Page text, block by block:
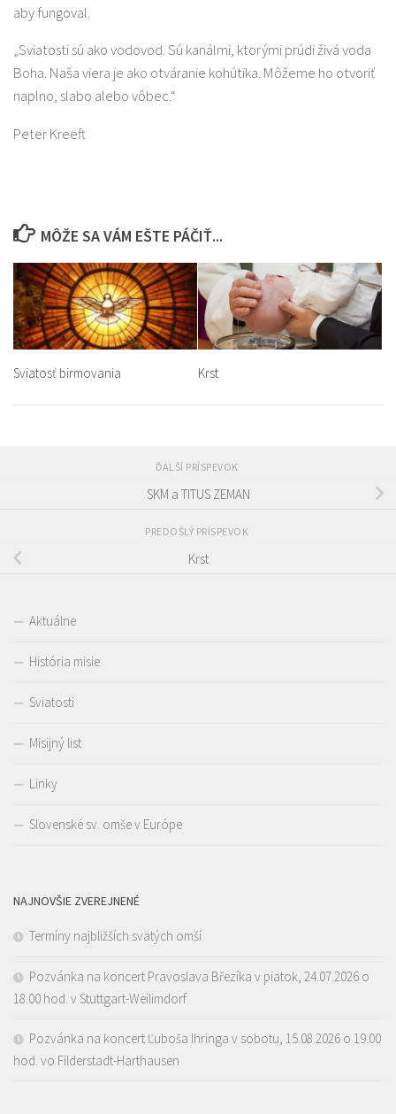
aby fungoval.
„Sviatosti sú ako vodovod. Sú kanálmi, ktorými prúdi živá voda
Boha. Naša viera je ako otváranie kohútika. Môžeme ho otvoriť
naplno, slabo alebo vôbec.“
Peter Kreeft
MÔŽE SA VÁM EŠTE PÁČIŤ...
Sviatosť birmovania Krst
ĎALŠÍ PRÍSPEVOK
SKM a TITUS ZEMAN
PREDOŠLÝ PRÍSPEVOK
Krst
Aktuálne
História misie
Sviatosti
Misijný list
Linky
Slovenské sv. omše v Európe
NAJNOVŠIE ZVEREJNENÉ
Termíny najbližších svätých omší
Pozvánka na koncert Pravoslava Březíka v piatok, 24.07.2026 o
18.00 hod. v Stuttgart-Weilimdorf
Pozvánka na koncert Ľuboša Ihringa v sobotu, 15.08.2026 o 19.00
hod. vo Filderstadt-Harthausen